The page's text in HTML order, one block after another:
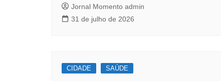
Jornal Momento admin
31 de julho de 2026
CIDADE SAÚDE